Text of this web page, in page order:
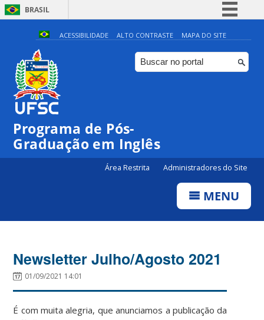
BRASIL
Simplifique!
Comunica BR
Participe
ACESSIBILIDADE ALTO CONTRASTE MAPA DO SITE
Programa de Pós-
Graduação em Inglês
Área Restrita Administradores do Site
MENU
Newsletter Julho/Agosto 2021
01/09/2021 14:01
É com muita alegria, que anunciamos a publicação da